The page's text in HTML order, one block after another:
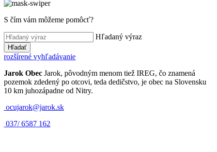
S čím vám môžeme pomôcť?
Hľadaný výraz
Hľadať
rozšírené vyhľadávanie
Jarok Obec Jarok, pôvodným menom tiež IREG, čo znamená
pozemok zdedený po otcovi, teda dedičstvo, je obec na Slovensku
10 km juhozápadne od Nitry.
ocujarok@jarok.sk
037/ 6587 162